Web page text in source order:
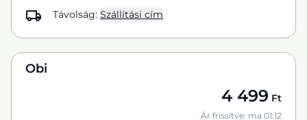
Távolság: Szállítási cím
Obi
4 499 Ft
Ár frissítve: ma 01:12